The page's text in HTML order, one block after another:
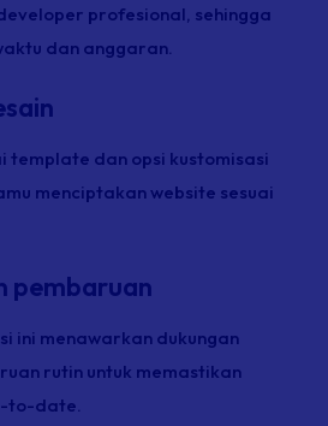
profesional, sehingga
dan anggaran.
template dan opsi kustomisasi
menciptakan website sesuai
pembaruan
ini menawarkan dukungan
rutin untuk memastikan
to-date.